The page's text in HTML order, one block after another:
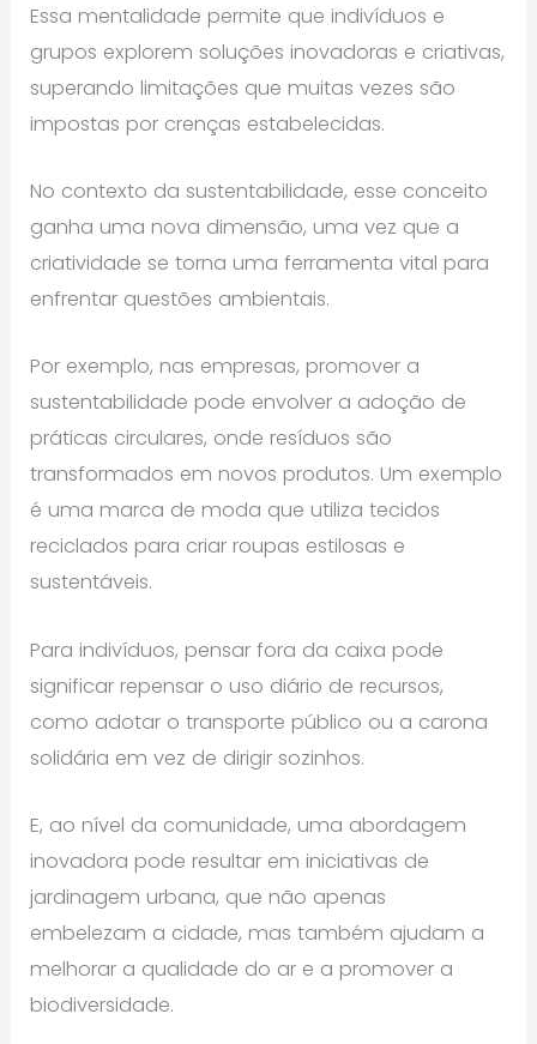
Essa mentalidade permite que indivíduos e
grupos explorem soluções inovadoras e criativas,
superando limitações que muitas vezes são
impostas por crenças estabelecidas.
No contexto da sustentabilidade, esse conceito
ganha uma nova dimensão, uma vez que a
criatividade se torna uma ferramenta vital para
enfrentar questões ambientais.
Por exemplo, nas empresas, promover a
sustentabilidade pode envolver a adoção de
práticas circulares, onde resíduos são
transformados em novos produtos. Um exemplo
é uma marca de moda que utiliza tecidos
reciclados para criar roupas estilosas e
sustentáveis.
Para indivíduos, pensar fora da caixa pode
significar repensar o uso diário de recursos,
como adotar o transporte público ou a carona
solidária em vez de dirigir sozinhos.
E, ao nível da comunidade, uma abordagem
inovadora pode resultar em iniciativas de
jardinagem urbana, que não apenas
embelezam a cidade, mas também ajudam a
melhorar a qualidade do ar e a promover a
biodiversidade.